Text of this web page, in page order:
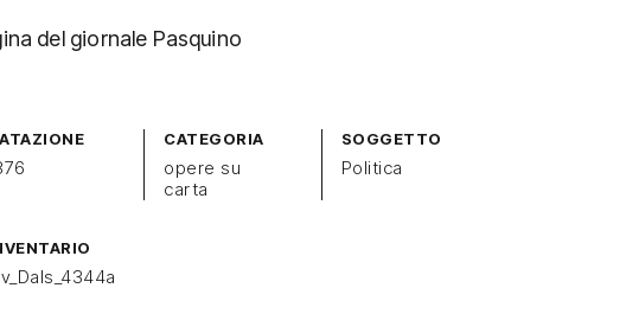
del giornale Pasquino
CATEGORIA
opere su
carta
SOGGETTO
Politica